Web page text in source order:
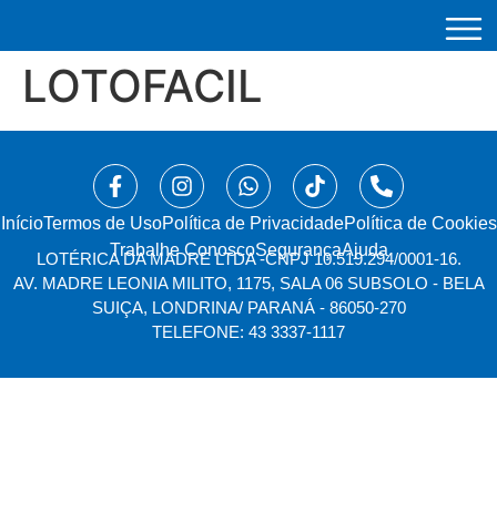
LOTOFACIL
Início⁠Termos de UsoPolítica de PrivacidadePolítica de Cookies
Trabalhe ConoscoSegurançaAjuda
LOTÉRICA DA MADRE LTDA -CNPJ 10.519.294/0001-16.
AV. MADRE LEONIA MILITO, 1175, SALA 06 SUBSOLO - BELA
SUIÇA, LONDRINA/ PARANÁ - 86050-270
TELEFONE: 43 3337-1117